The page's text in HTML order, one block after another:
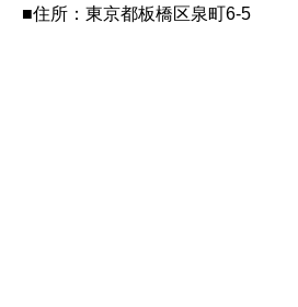
■住所：東京都板橋区泉町6-5